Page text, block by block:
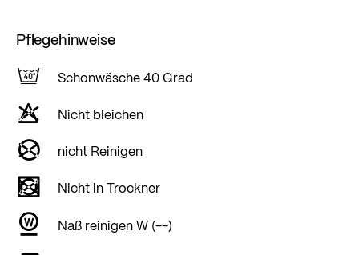
Pflegehinweise
Schonwäsche 40 Grad
Nicht bleichen
nicht Reinigen
Nicht in Trockner
Naß reinigen W (--)